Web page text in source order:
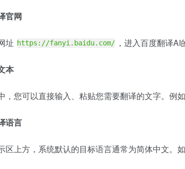
官网
址 https://fanyi.baidu.com/ ，进入百度翻译
本
，您可以直接输入、粘贴您需要翻译的文字。例
语言
上方，系统默认的目标语言通常为简体中文。